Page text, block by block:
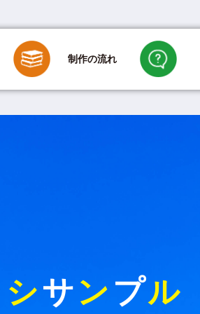
新聞折込代金
制作の流れ
シサン プル